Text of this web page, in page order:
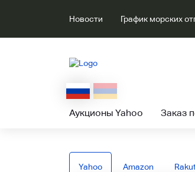
Новости График морских
Аукционы Yahoo Заказ
Yahoo Amazon